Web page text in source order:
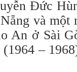
Đức
và một
An ở Sài
–